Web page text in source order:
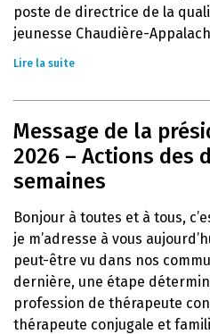
poste de directrice de la
jeunesse Chaudière-
Lire la suite
Message de la
2026 – Actions des
semaines
Bonjour à toutes et à tous,
je m’adresse à vous
peut-être vu dans nos
dernière, une étape
profession de thérapeute
thérapeute conjugale et